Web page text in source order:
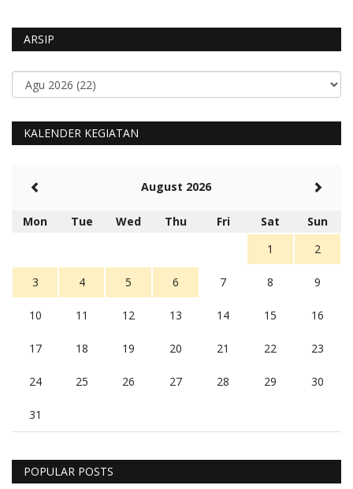
ARSIP
KALENDER KEGIATAN
August 2026
Mon Tue Wed Thu Fri Sat
Sun
1
2
3 4 5 6 7 8 9
10 11 12 13 14 15 16
17 18 19 20 21 22 23
24 25 26 27 28 29 30
31
POPULAR POSTS